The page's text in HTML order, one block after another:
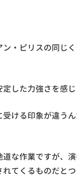
・ピリスの同じ
した力強さを感じ
ける印象が違う
な作業ですが、
てくるものだと